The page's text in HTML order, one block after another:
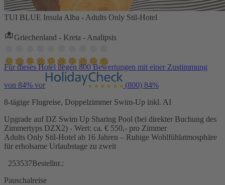
TUI BLUE Insula Alba - Adults Only Stil-Hotel
Griechenland - Kreta - Analipsis
Für dieses Hotel liegen 800 Bewertungen mit einer Zustimmung
von 84% vor (800) 84%
8-tägige Flugreise, Doppelzimmer Swim-Up inkl. AI
Upgrade auf DZ Swim Up Sharing Pool (bei direkter Buchung des
Zimmertyps DZX2) - Wert: ca. € 550,- pro Zimmer
Adults Only Stil-Hotel ab 16 Jahren – Ruhige Wohlfühlatmosphäre
für erholsame Urlaubstage zu zweit
253537Bestellnr.:
Pauschalreise